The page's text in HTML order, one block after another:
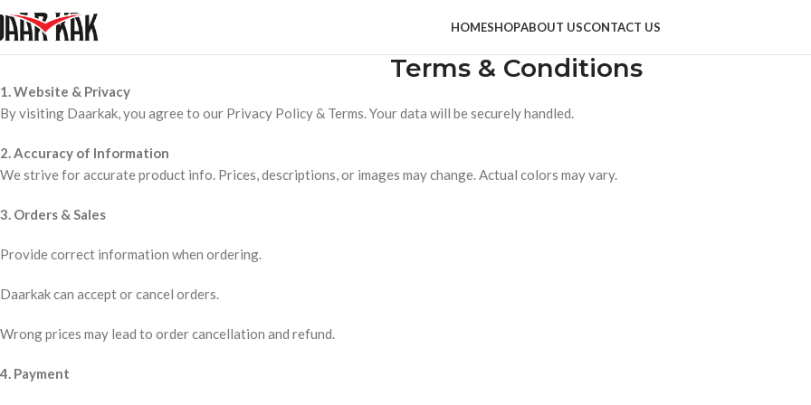
HOMESHOPABOUT USCONTACT US
Terms & Conditions
1. Website & Privacy
By visiting Daarkak, you agree to our Privacy Policy & Terms. Your data will be securely handled.
2. Accuracy of Information
We strive for accurate product info. Prices, descriptions, or images may change. Actual colors may vary.
3. Orders & Sales
Provide correct information when ordering.
Daarkak can accept or cancel orders.
Wrong prices may lead to order cancellation and refund.
4. Payment